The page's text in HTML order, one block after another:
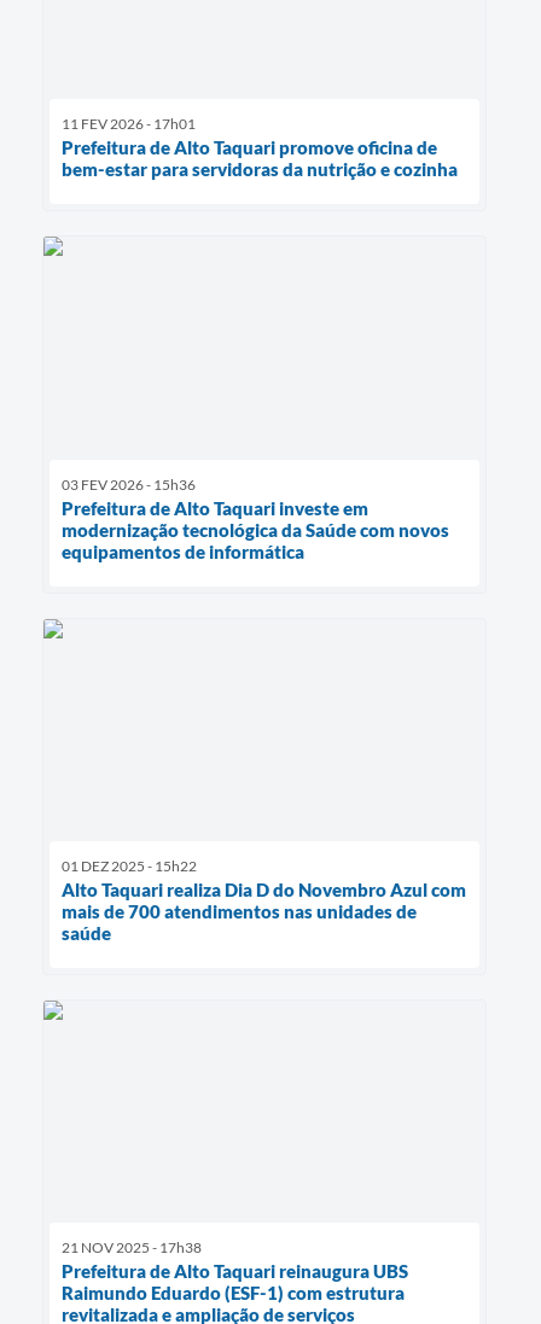
11 FEV 2026 - 17h01
Prefeitura de Alto Taquari promove oficina de
bem-estar para servidoras da nutrição e cozinha
03 FEV 2026 - 15h36
Prefeitura de Alto Taquari investe em
modernização tecnológica da Saúde com novos
equipamentos de informática
01 DEZ 2025 - 15h22
Alto Taquari realiza Dia D do Novembro Azul com
mais de 700 atendimentos nas unidades de
saúde
21 NOV 2025 - 17h38
Prefeitura de Alto Taquari reinaugura UBS
Raimundo Eduardo (ESF-1) com estrutura
revitalizada e ampliação de serviços